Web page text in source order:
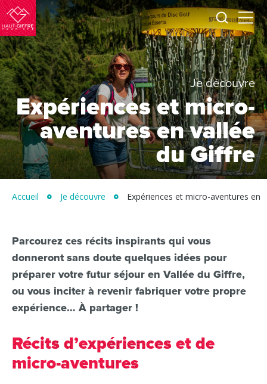
Haut-
Giffre
Tourisme
Je
Menu
Je découvre
Expériences et micro-
aventures en vallée
du Giffre
Accueil Je découvre Expériences et micro-aventures en
Parcourez ces récits inspirants qui vous
donneront sans doute quelques idées pour
préparer votre futur séjour en Vallée du Giffre,
ou vous inciter à revenir fabriquer votre propre
expérience… À partager !
Récits d’expériences et de
micro-aventures